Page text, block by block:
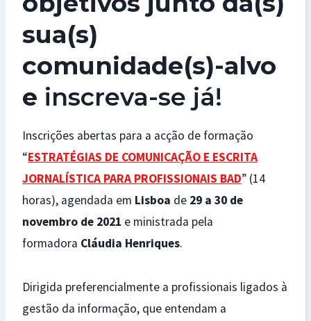
sua(s)
comunidade(s)-alvo
e inscreva-se já!
Inscrições abertas para a acção de formação
“ESTRATÉGIAS DE COMUNICAÇÃO E ESCRITA
JORNALÍSTICA PARA PROFISSIONAIS BAD” (14
horas), agendada em Lisboa de 29 a 30 de
novembro de 2021 e ministrada pela
formadora Cláudia Henriques.
Dirigida preferencialmente a profissionais ligados à
gestão da informação, que entendam a